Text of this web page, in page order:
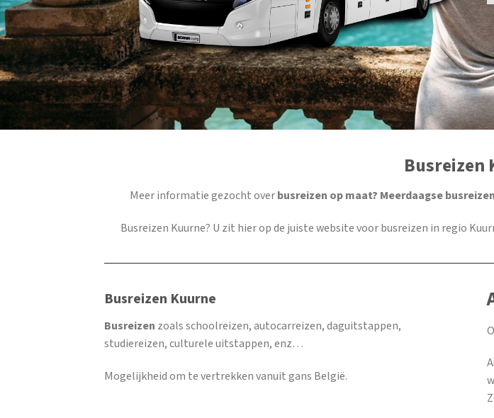
Busreizen
Meer informatie gezocht overbusreizen op maat? Meerdaagse
Busreizen Kuurne? U zit hier op de juiste website voor busreizen in regio
Busreizen Kuurne
Busreizen zoals schoolreizen, autocarreizen, daguitstappen,
studiereizen, culturele uitstappen, enz…
Mogelijkheid om te vertrekken vanuit gans België.